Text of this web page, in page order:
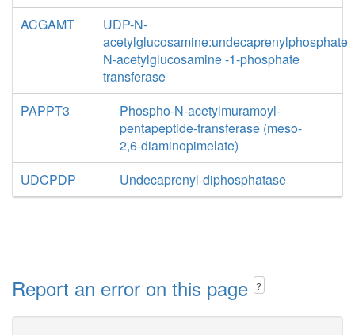
ACGAMT
UDP-N-
acetylglucosamine:undecaprenylphosphate
N-acetylglucosamine -1-phosphate
transferase
PAPPT3
Phospho-N-acetylmuramoyl-
pentapeptide-transferase (meso-
2,6-diaminopimelate)
UDCPDP
Undecaprenyl-diphosphatase
Report an error on this page ?